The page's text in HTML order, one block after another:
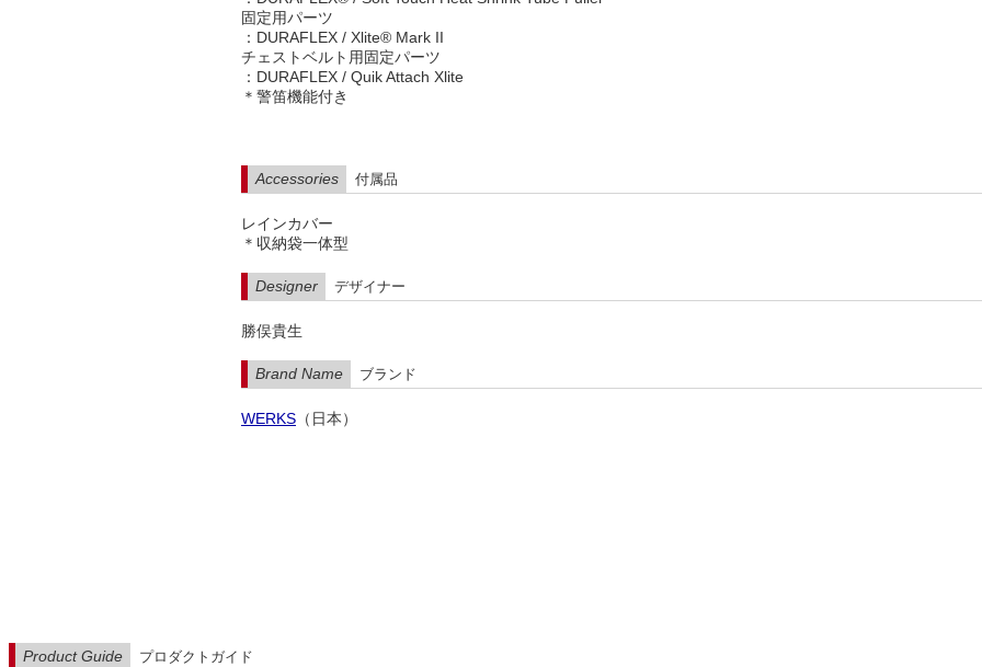
固定用パーツ
：DURAFLEX / Xlite® Mark II
チェストベルト用固定パーツ
： DURAFLEX / Quik Attach Xlite
＊警笛機能付き
Accessories 付属品
レインカバー
＊収納袋一体型
Designer デザイナー
勝俣貴生
Brand Name ブランド
WERKS （日本）
Product Guide プロダクトガイド